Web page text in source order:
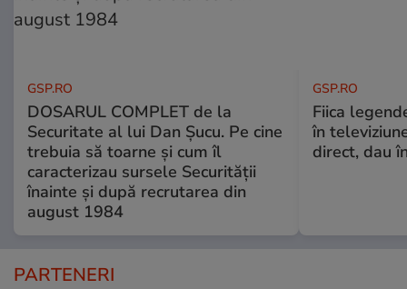
GSP.RO
DOSARUL COMPLET de la
Securitate al lui Dan Șucu. Pe cine
trebuia să toarne și cum îl
caracterizau sursele Securității
înainte și după recrutarea din
august 1984
GSP.RO
Fiica
în
direct, dau
PARTENERI